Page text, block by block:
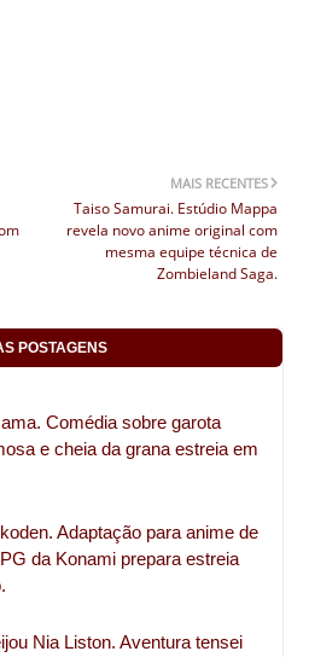
MAIS RECENTES
Taiso Samurai. Estúdio Mappa
revela novo anime original com
mesma equipe técnica de
Zombieland Saga.
POSTAGENS
Comédia sobre garota
e cheia da grana estreia em
Adaptação para anime de
da Konami prepara estreia
Nia Liston. Aventura tensei